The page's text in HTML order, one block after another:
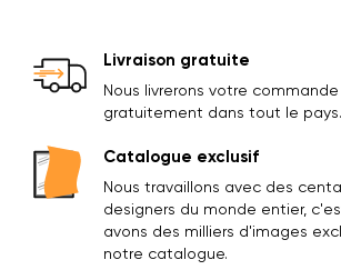
Livraison gratuite
Nous livrerons votre commande
gratuitement dans tout le pays.
Catalogue exclusif
Nous travaillons avec des
designers du monde entier,
avons des milliers d'images
notre catalogue.